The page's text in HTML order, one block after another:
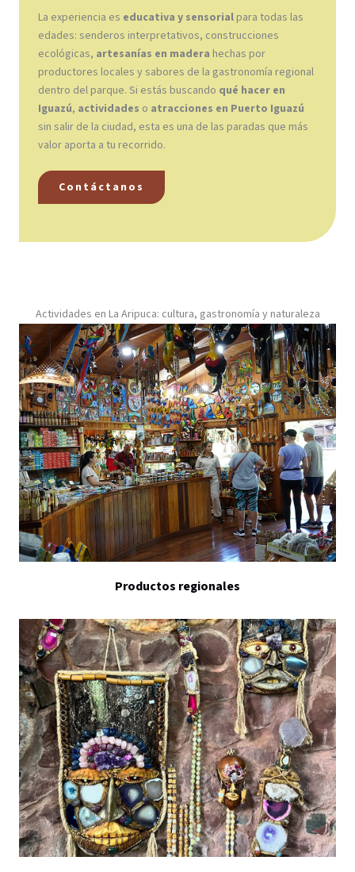
La experiencia es educativa y sensorial para todas las
edades: senderos interpretativos, construcciones
ecológicas, artesanías en madera hechas por
productores locales y sabores de la gastronomía regional
dentro del parque. Si estás buscando qué hacer en
Iguazú, actividades o atracciones en Puerto Iguazú
sin salir de la ciudad, esta es una de las paradas que más
valor aporta a tu recorrido.
Contáctanos
Actividades en La Aripuca: cultura, gastronomía y naturaleza
Productos regionales